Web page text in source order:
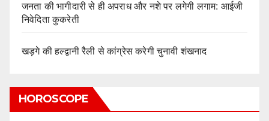
जनता की भागीदारी से ही अपराध और नशे पर लगेगी लगाम: आईजी
निवेदिता कुकरेती
खड़गे की हल्द्वानी रैली से कांग्रेस करेगी चुनावी शंखनाद
HOROSCOPE